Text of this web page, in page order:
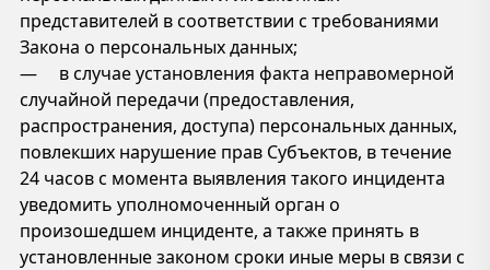
представителей в соответствии с требованиями
Закона о персональных данных;
— в случае установления факта неправомерной
случайной передачи (предоставления,
распространения, доступа) персональных данных,
повлекших нарушение прав Субъектов, в течение
24 часов с момента выявления такого инцидента
уведомить уполномоченный орган о
произошедшем инциденте, а также принять в
установленные законом сроки иные меры в связи с